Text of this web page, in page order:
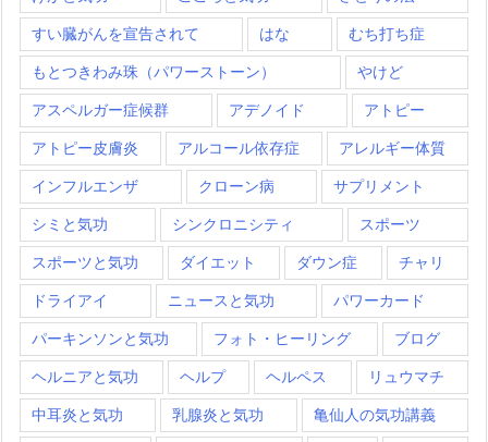
すい臓がんを宣告されて はな むち打ち症
もとつきわみ珠（パワーストーン） やけど
アスペルガー症候群 アデノイド アトピー
アトピー皮膚炎 アルコール依存症 アレルギー体質
インフルエンザ クローン病 サプリメント
シミと気功 シンクロニシティ スポーツ
スポーツと気功 ダイエット ダウン症 チャリ
ドライアイ ニュースと気功 パワーカード
パーキンソンと気功 フォト・ヒーリング ブログ
ヘルニアと気功 ヘルプ ヘルペス リュウマチ
中耳炎と気功 乳腺炎と気功 亀仙人の気功講義